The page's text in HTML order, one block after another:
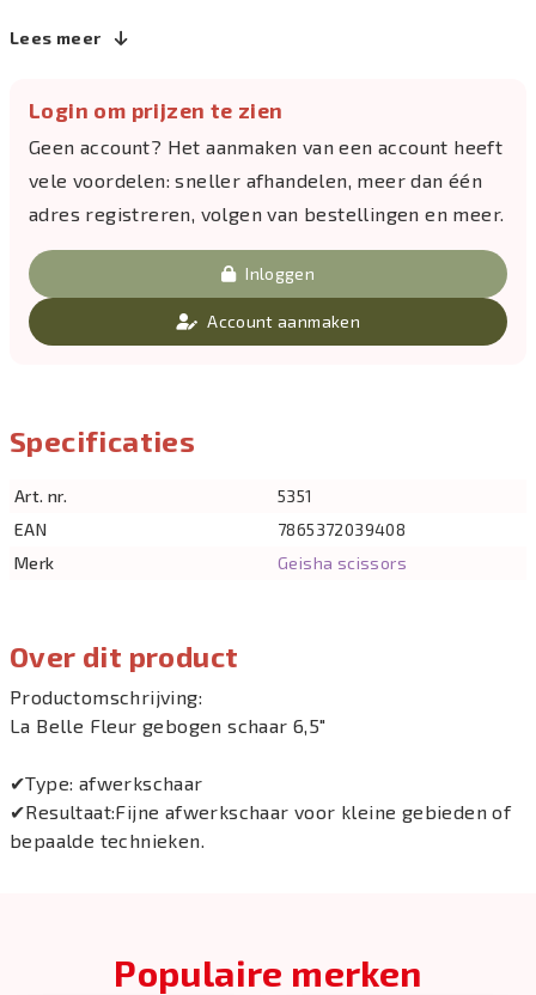
Lees meer
Login om prijzen te zien
Geen account? Het aanmaken van een account heeft
vele voordelen: sneller afhandelen, meer dan één
adres registreren, volgen van bestellingen en meer.
Inloggen
Account aanmaken
Over dit product
Productomschrijving:
La Belle Fleur gebogen schaar 6,5"
✔Type: afwerkschaar
✔Resultaat:Fijne afwerkschaar voor kleine gebieden of
bepaalde technieken.
Specificaties
Art. nr.
5351
EAN
7865372039408
Merk
Geisha scissors
Populaire merken